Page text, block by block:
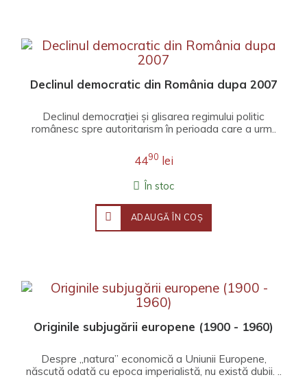
Declinul democratic din România dupa 2007
Declinul democrației și glisarea regimului politic
românesc spre autoritarism în perioada care a urm..
4490 lei
În stoc
ADAUGĂ ÎN COŞ
Originile subjugării europene (1900 - 1960)
Despre „natura” economică a Uniunii Europene,
născută odată cu epoca imperialistă, nu există dubii. ..